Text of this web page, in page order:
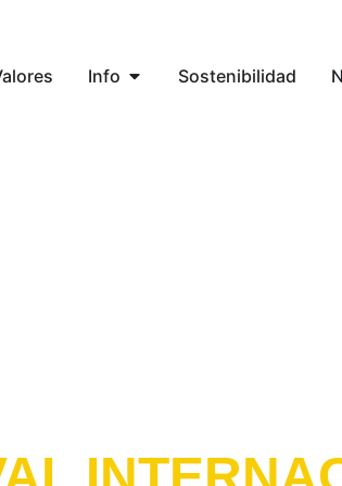
Info Sostenibilidad